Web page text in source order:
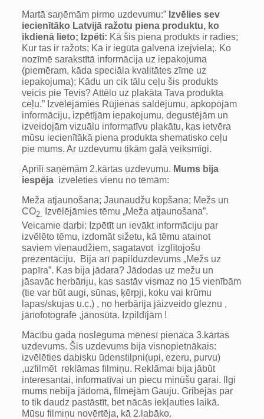
Martā saņēmām pirmo uzdevumu:”Izvēlies sev
iecienītāko Latvijā ražotu piena produktu, ko
ikdienā lieto; Izpēti: Kā šis piena produkts ir radies;
Kur tas ir ražots; Kā ir iegūta galvenā izejviela;. Ko
nozīmē sarakstītā informācija uz iepakojuma
(piemēram, kāda speciāla kvalitātes zīme uz
iepakojuma); Kādu un cik tālu ceļu šis produkts
veicis pie Tevis? Attēlo uz plakāta Tava produkta
ceļu.” Izvēlējāmies Rūjienas saldējumu, apkopojām
informāciju, izpētījām iepakojumu, degustējām un
izveidojām vizuālu informatīvu plakātu, kas ietvēra
mūsu iecienītākā piena produkta shematisko ceļu
pie mums. Ar uzdevumu tikām galā veiksmīgi.
Aprīlī saņēmām 2.kārtas uzdevumu. Mums bija
iespējaizvēlēties vienu no tēmām:
Meža atjaunošana; Jaunaudžu kopšana; Mežs un
CO2.
Izvēlējāmies tēmu „Meža atjaunošana”.
Veicamie darbi: Izpētīt un ievākt informāciju par
izvēlēto tēmu, izdomāt sižetu, kā tēmu atainot
saviem vienaudžiem, sagatavot izglītojošu
prezentāciju. Bija arī papilduzdevums „Mežs uz
papīra”. Kas bija jādara? Jādodas uz mežu un
jāsavāc herbāriju, kas sastāv vismaz no 15 vienībām
(tie var būt augi, sūnas, ķērpji, koku vai krūmu
lapas/skujas u.c.) , no herbārija jāizveido gleznu ,
jānofotografē ,jānosūta. Izpildījām !
Mācību gada noslēguma mēnesī pienāca 3.kārtas
uzdevums. Šis uzdevums bija visnopietnākais:
izvēlēties dabisku ūdenstilpni(upi, ezeru, purvu)
,uzfilmēt reklāmas filmiņu. Reklāmai bija jābūt
interesantai, informatīvai un piecu minūšu garai. Ilgi
mums nebija jādomā, filmējām Gauju. Gribējās par
to tik daudz pastāstīt, bet nācās iekļauties laikā.
Mūsu filmiņu novērtēja, kā 2.labāko.